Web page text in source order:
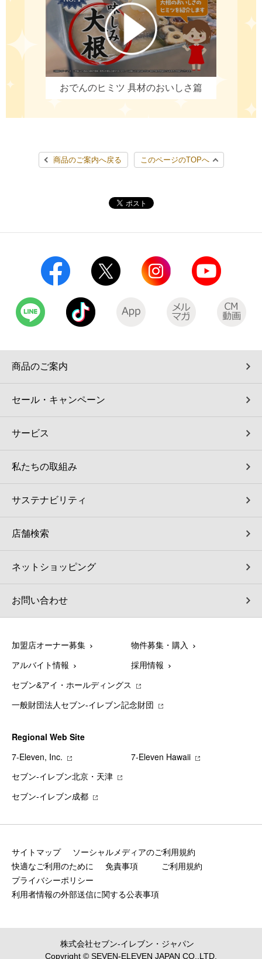
おでんのヒミツ 具材のおいしさ篇
商品のご案内へ戻る このページのTOPへ
商品のご案内
セール・キャンペーン
サービス
私たちの取組み
サステナビリティ
店舗検索
ネットショッピング
お問い合わせ
加盟店オーナー募集 物件募集・購入
アルバイト情報 採用情報
セブン&アイ・ホールディングス
一般財団法人セブン-イレブン記念財団
Regional Web Site
7‐Eleven, Inc.
7‐Eleven Hawaii
セブン‐イレブン北京・天津
セブン‐イレブン成都
サイトマップ
ソーシャルメディアのご利用規約
快適なご利用のために
免責事項
ご利用規約
プライバシーポリシー
利用者情報の外部送信に関する公表事項
株式会社セブン‐イレブン・ジャパン
Copyright © SEVEN-ELEVEN JAPAN CO.,LTD.